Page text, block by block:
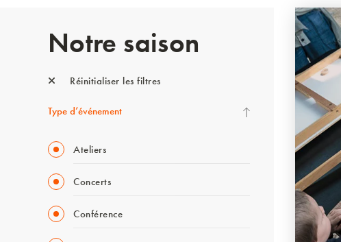
Notre saison
Réinitialiser les filtres
Type d’événement
Ateliers
Concerts
Conférence